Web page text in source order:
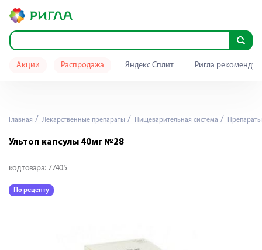
Акции Распродажа Яндекс Сплит Ригла
Главная Лекарственные препараты Пищеварительная система
Ультоп капсулы 40мг №28
код товара: 77405
По рецепту